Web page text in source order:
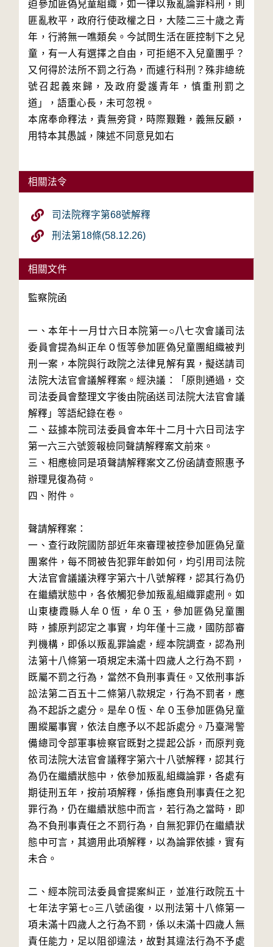
迫參加匪偽兒童組織，如一律以叛亂論罪科刑，則
匪亂敉平，政府行使政權之日，大陸二三十歲之青
年，行將無一噍類矣。今試問生活在匪控制下之兒
童，有一人有選擇之自由，可拒絕不入兒童團乎？
又何得於法所不罰之行為，而遽行科刑？殊非總統
號召起義來歸，及政府愛護青年，慎重刑罰之
道」，語重心長，未可忽視。
本席奉命釋法，責無旁貸，時際艱難，義無反顧，
用特本其愚誠，陳述不同意見如右
相關法令
司法院釋字第68號解釋
刑法第18條(58.12.26)
相關文件
監察院函
一、本年十一月廿六日本院第一○八七次會議司法
委員會提為糾正牟０恆等參加匪偽兒童團組織被判
刑一案，本院與行政院之法律見解有異，擬送請司
法院大法官會議解釋案。經決議：「原則通過，交
司法委員會整理文字後由院函送司法院大法官會議
解釋」等語紀錄在卷。
二、茲據本院司法委員會本年十二月十六日司法字
第一六三六號簽報檢同聲請解釋案文前來。
三、相應檢同是項聲請解釋案文乙份函請查照惠予
辦理見復為荷。
四、附件。
聲請解釋案：
一、查行政院國防部近年來審理被控參加匪偽兒童
團案件，每不問被告犯罪年齡如何，均引用司法院
大法官會議議決釋字第六十八號解釋，認其行為仍
在繼續狀態中，各依觸犯參加叛亂組織罪處刑。如
山東棲霞縣人牟０恆，牟０玉，參加匪偽兒童團
時，據原判認定之事實，均年僅十三歲，國防部審
判機構，即係以叛亂罪論處，經本院調查，認為刑
法第十八條第一項規定未滿十四歲人之行為不罰，
既屬不罰之行為，當然不負刑事責任。又依刑事訴
訟法第二百五十二條第八款規定，行為不罰者，應
為不起訴之處分。是牟０恆、牟０玉參加匪偽兒童
團縱屬事實，依法自應予以不起訴處分。乃臺灣警
備總司令部軍事檢察官既對之提起公訴，而原判竟
依司法院大法官會議釋字第六十八號解釋，認其行
為仍在繼續狀態中，依參加叛亂組織論罪，各處有
期徒刑五年，按前項解釋，係指應負刑事責任之犯
罪行為，仍在繼續狀態中而言，若行為之當時，即
為不負刑事責任之不罰行為，自無犯罪仍在繼續狀
態中可言，其適用此項解釋，以為論罪依據，實有
未合。
二、經本院司法委員會提案糾正，並准行政院五十
七年法字第七○三八號函復，以刑法第十八條第一
項未滿十四歲人之行為不罰，係以未滿十四歲人無
責任能力，足以阻卻違法，故對其違法行為不予處